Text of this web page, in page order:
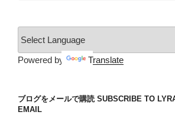
ー
Powered by Translate
ブログをメールで購読 SUBSCRIBE TO
EMAIL